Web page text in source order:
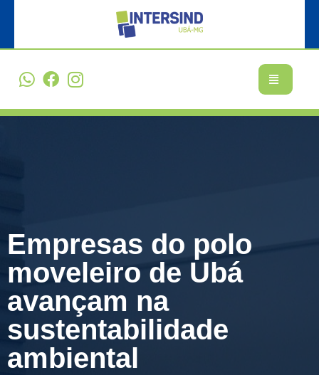
Empresas do polo
moveleiro de Ubá
avançam na
sustentabilidade
ambiental